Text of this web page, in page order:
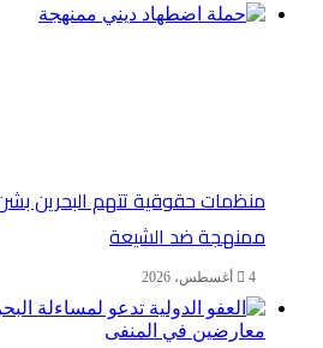
منظمات حقوقية تتهم البحرين
ممنهجة ضد الشيعة
4 أغسطس، 2026